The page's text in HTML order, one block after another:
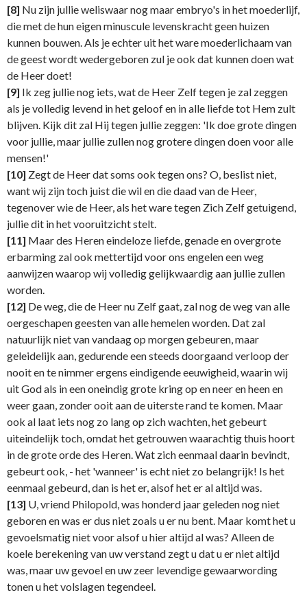
[8] Nu zijn jullie weliswaar nog maar embryo's in het moederlijf,
die met de hun eigen minuscule levenskracht geen huizen
kunnen bouwen. Als je echter uit het ware moederlichaam van
de geest wordt wedergeboren zul je ook dat kunnen doen wat
de Heer doet!
[9] Ik zeg jullie nog iets, wat de Heer Zelf tegen je zal zeggen
als je volledig levend in het geloof en in alle liefde tot Hem zult
blijven. Kijk dit zal Hij tegen jullie zeggen: 'Ik doe grote dingen
voor jullie, maar jullie zullen nog grotere dingen doen voor alle
mensen!'
[10] Zegt de Heer dat soms ook tegen ons? O, beslist niet,
want wij zijn toch juist die wil en die daad van de Heer,
tegenover wie de Heer, als het ware tegen Zich Zelf getuigend,
jullie dit in het vooruitzicht stelt.
[11] Maar des Heren eindeloze liefde, genade en overgrote
erbarming zal ook mettertijd voor ons engelen een weg
aanwijzen waarop wij volledig gelijkwaardig aan jullie zullen
worden.
[12] De weg, die de Heer nu Zelf gaat, zal nog de weg van alle
oergeschapen geesten van alle hemelen worden. Dat zal
natuurlijk niet van vandaag op morgen gebeuren, maar
geleidelijk aan, gedurende een steeds doorgaand verloop der
nooit en te nimmer ergens eindigende eeuwigheid, waarin wij
uit God als in een oneindig grote kring op en neer en heen en
weer gaan, zonder ooit aan de uiterste rand te komen. Maar
ook al laat iets nog zo lang op zich wachten, het gebeurt
uiteindelijk toch, omdat het getrouwen waarachtig thuis hoort
in de grote orde des Heren. Wat zich eenmaal daarin bevindt,
gebeurt ook, - het 'wanneer' is echt niet zo belangrijk! Is het
eenmaal gebeurd, dan is het er, alsof het er al altijd was.
[13] U, vriend Philopold, was honderd jaar geleden nog niet
geboren en was er dus niet zoals u er nu bent. Maar komt het u
gevoelsmatig niet voor alsof u hier altijd al was? Alleen de
koele berekening van uw verstand zegt u dat u er niet altijd
was, maar uw gevoel en uw zeer levendige gewaarwording
tonen u het volslagen tegendeel.